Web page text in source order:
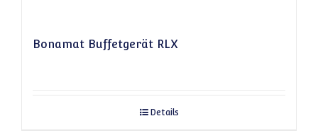
Bonamat Buffetgerät RLX
Details